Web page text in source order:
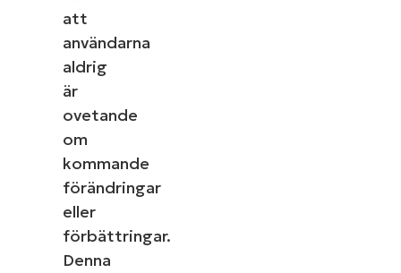
att
användarna
aldrig
är
ovetande
om
kommande
förändringar
eller
förbättringar.
Denna